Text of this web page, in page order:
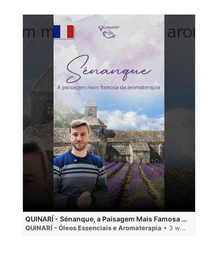
QUINARÍ - Sénanque, a Paisagem Mais Famosa da Aromaterapia
QUINARÍ - Óleos Essenciais e Aromaterapia • 3 weeks ago